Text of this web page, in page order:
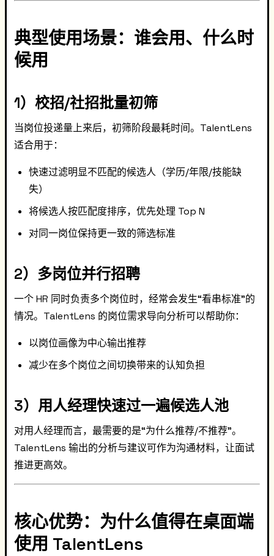
典型使用场景：谁会用、什么时
候用
1）校招/社招批量初筛
当岗位投递量上来后，初筛阶段最耗时间。TalentLens
适合用于：
快速过滤明显不匹配的候选人（学历/年限/技能缺
失）
将候选人按匹配度排序，优先处理 Top N
对同一岗位保持更一致的筛选标准
2）多岗位并行招聘
一个 HR 同时负责多个岗位时，经常会发生“看串标准”的
情况。TalentLens 的岗位需求导向分析可以帮助你：
以岗位画像为中心输出推荐
减少在多个岗位之间切换带来的认知负担
3）用人经理快速过一遍候选人池
对用人经理而言，最需要的是“为什么推荐/不推荐”。
TalentLens 输出的分析与建议可作为沟通材料，让面试
推进更高效。
核心优势：为什么值得在桌面端
使用 TalentLens